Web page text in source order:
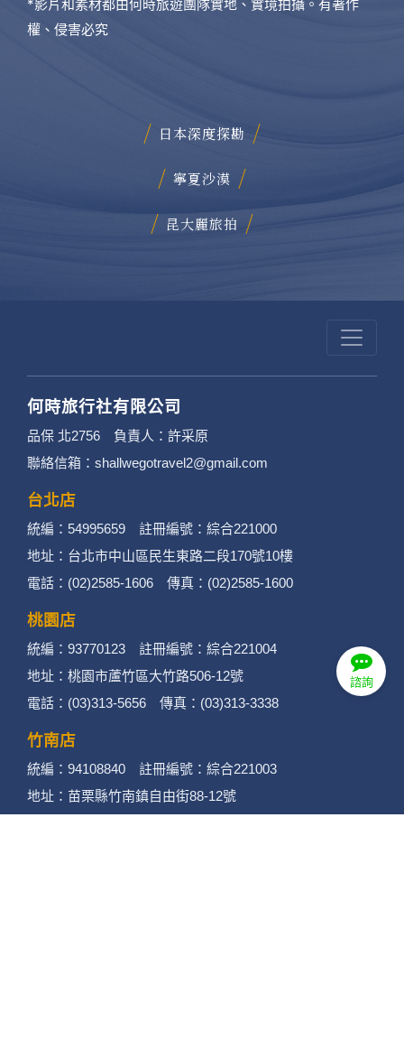
*影片和素材都由何時旅遊團隊實地、實境拍攝。有著作
權、侵害必究
日本深度探勘
寧夏沙漠
昆大麗旅拍
諮詢
何時旅行社有限公司
品保 北2756 負責人：許采原
聯絡信箱：shallwegotravel2@gmail.com
台北店
統編：54995659 註冊編號：綜合221000
地址：台北市中山區民生東路二段170號10樓
電話：(02)2585-1606 傳真：(02)2585-1600
桃園店
統編：93770123 註冊編號：綜合221004
地址：桃園市蘆竹區大竹路506-12號
電話：(03)313-5656 傳真：(03)313-3338
竹南店
統編：94108840 註冊編號：綜合221003
地址：苗栗縣竹南鎮自由街88-12號